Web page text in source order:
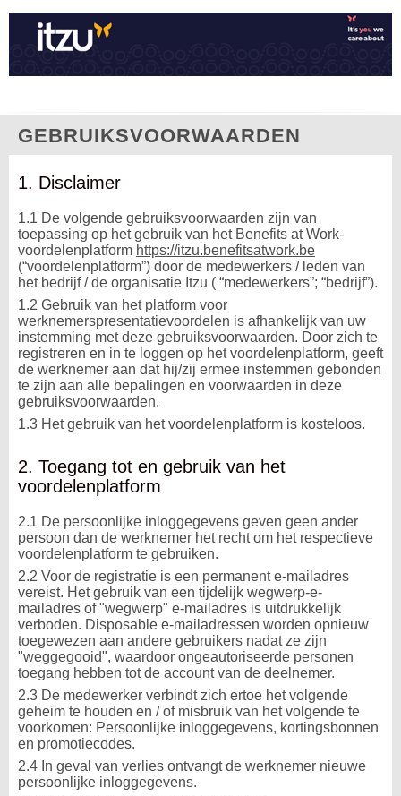
GEBRUIKSVOORWAARDEN
1. Disclaimer
1.1 De volgende gebruiksvoorwaarden zijn van
toepassing op het gebruik van het Benefits at Work-
voordelenplatform https://itzu.benefitsatwork.be
(“voordelenplatform”) door de medewerkers / leden van
het bedrijf / de organisatie Itzu ( “medewerkers”; “bedrijf”).
1.2 Gebruik van het platform voor
werknemerspresentatievoordelen is afhankelijk van uw
instemming met deze gebruiksvoorwaarden. Door zich te
registreren en in te loggen op het voordelenplatform, geeft
de werknemer aan dat hij/zij ermee instemmen gebonden
te zijn aan alle bepalingen en voorwaarden in deze
gebruiksvoorwaarden.
1.3 Het gebruik van het voordelenplatform is kosteloos.
2. Toegang tot en gebruik van het
voordelenplatform
2.1 De persoonlijke inloggegevens geven geen ander
persoon dan de werknemer het recht om het respectieve
voordelenplatform te gebruiken.
2.2 Voor de registratie is een permanent e-mailadres
vereist. Het gebruik van een tijdelijk wegwerp-e-
mailadres of "wegwerp" e-mailadres is uitdrukkelijk
verboden. Disposable e-mailadressen worden opnieuw
toegewezen aan andere gebruikers nadat ze zijn
"weggegooid", waardoor ongeautoriseerde personen
toegang hebben tot de account van de deelnemer.
2.3 De medewerker verbindt zich ertoe het volgende
geheim te houden en / of misbruik van het volgende te
voorkomen: Persoonlijke inloggegevens, kortingsbonnen
en promotiecodes.
2.4 In geval van verlies ontvangt de werknemer nieuwe
persoonlijke inloggegevens.